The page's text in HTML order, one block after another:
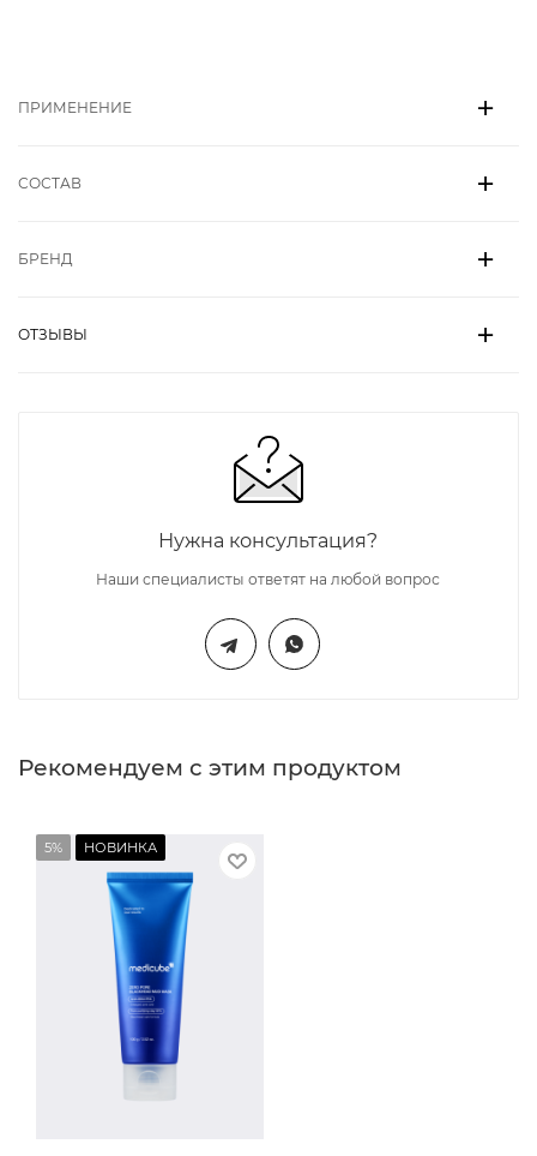
ПРИМЕНЕНИЕ
СОСТАВ
БРЕНД
ОТЗЫВЫ
Нужна консультация?
Наши специалисты ответят на любой вопрос
Рекомендуем с этим продуктом
5% НОВИНКА